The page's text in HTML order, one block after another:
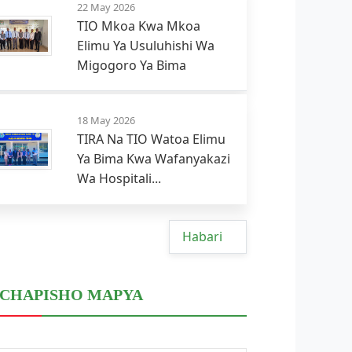
22 May 2026
TIO Mkoa Kwa Mkoa
Elimu Ya Usuluhishi Wa
Migogoro Ya Bima
18 May 2026
TIRA Na TIO Watoa Elimu
Ya Bima Kwa Wafanyakazi
Wa Hospitali...
Habari
MAPYA